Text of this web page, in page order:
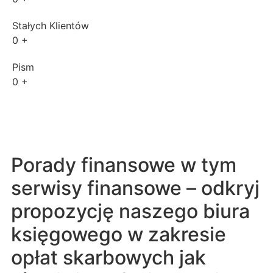
Stałych Klientów
0 +
Pism
0 +
Porady finansowe w tym
serwisy finansowe – odkryj
propozycję naszego biura
księgowego w zakresie
opłat skarbowych jak